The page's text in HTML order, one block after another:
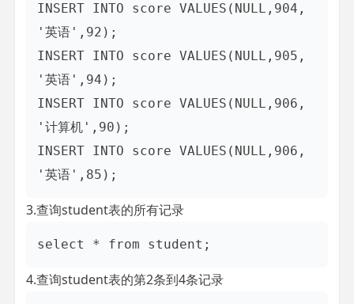
INSERT INTO score VALUES(NULL,904,
'英语',92);
INSERT INTO score VALUES(NULL,905,
'英语',94);
INSERT INTO score VALUES(NULL,906,
'计算机',90);
INSERT INTO score VALUES(NULL,906,
3.查询student表的所有记录
4.查询student表的第2条到4条记录